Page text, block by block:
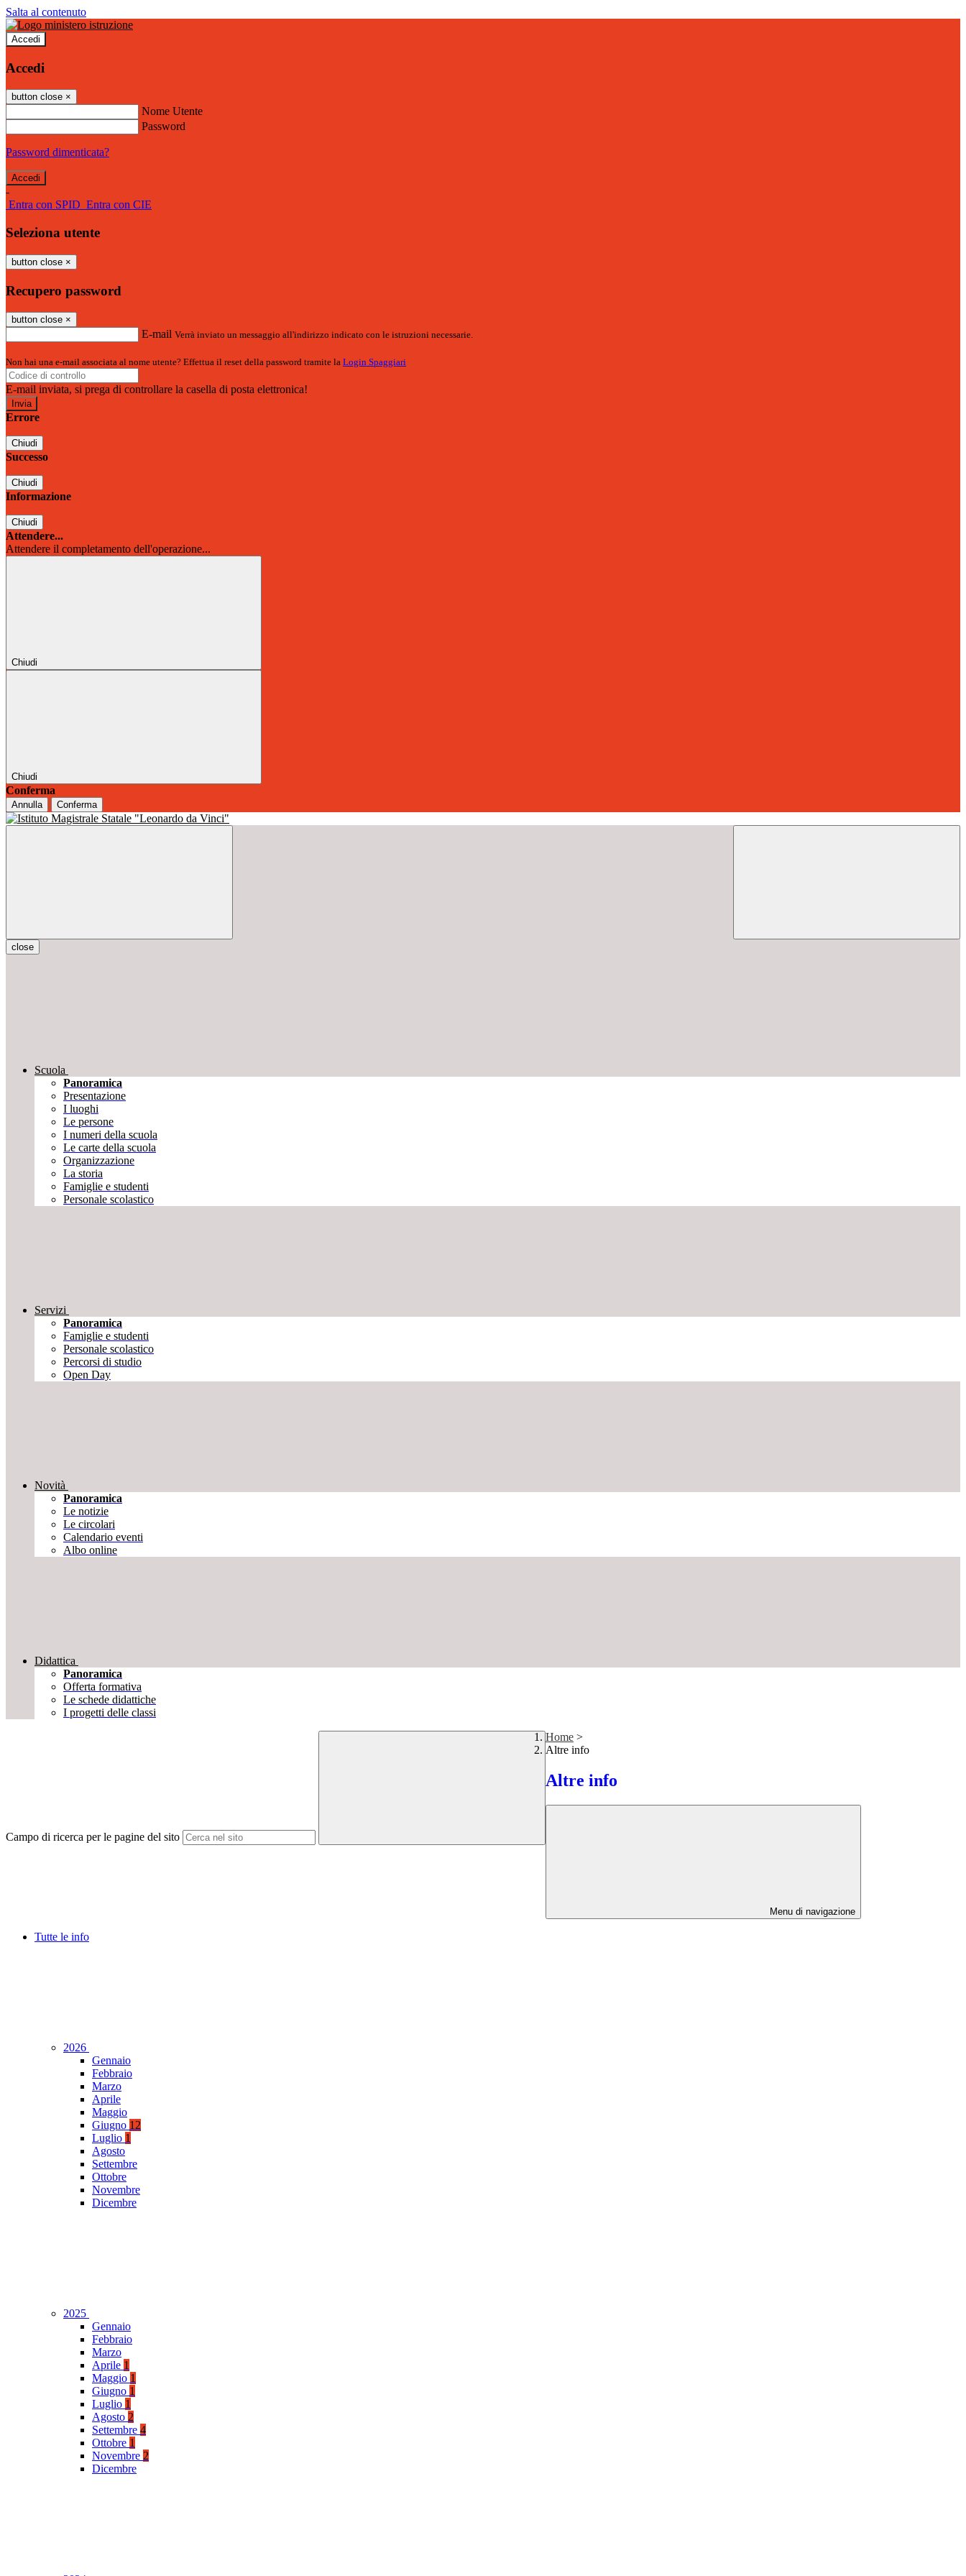
Salta al contenuto
Accedi
Accedi
button close ×
Nome Utente
Password
Password dimenticata?
-
Entra con SPID Entra con CIE
Seleziona utente
button close ×
Recupero password
button close ×
E-mail Verrà inviato un messaggio all'indirizzo indicato con le istruzioni necessarie.
Non hai una e-mail associata al nome utente? Effettua il reset della password tramite la Login Spaggiari
E-mail inviata, si prega di controllare la casella di posta elettronica!
Errore
Chiudi
Successo
Chiudi
Informazione
Chiudi
Attendere...
Attendere il completamento dell'operazione...
Chiudi
Chiudi
Conferma
Annulla Conferma
close
Scuola
Panoramica
Presentazione
I luoghi
Le persone
I numeri della scuola
Le carte della scuola
Organizzazione
La storia
Famiglie e studenti
Personale scolastico
Servizi
Panoramica
Famiglie e studenti
Personale scolastico
Percorsi di studio
Open Day
Novità
Panoramica
Le notizie
Le circolari
Calendario eventi
Albo online
Didattica
Panoramica
Offerta formativa
Le schede didattiche
I progetti delle classi
Campo di ricerca per le pagine del sito
Home >
Altre info
Altre info
Menu di navigazione
Tutte le info
2026
Gennaio
Febbraio
Marzo
Aprile
Maggio
Giugno 12
Luglio 1
Agosto
Settembre
Ottobre
Novembre
Dicembre
2025
Gennaio
Febbraio
Marzo
Aprile 1
Maggio 1
Giugno 1
Luglio 1
Agosto 2
Settembre 4
Ottobre 1
Novembre 2
Dicembre